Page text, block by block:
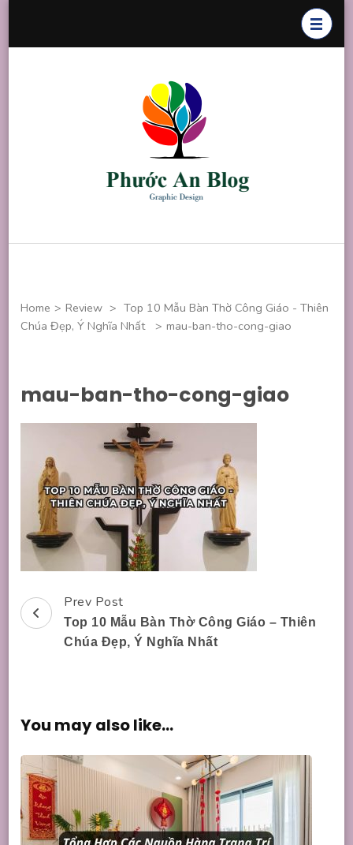
Home > Review > Top 10 Mẫu Bàn Thờ Công Giáo - Thiên
Chúa Đẹp, Ý Nghĩa Nhất
> mau-ban-tho-cong-giao
mau-ban-tho-cong-giao
Post
Navigation
Prev Post
Top 10 Mẫu Bàn Thờ Công Giáo – Thiên
Chúa Đẹp, Ý Nghĩa Nhất
You may also like...